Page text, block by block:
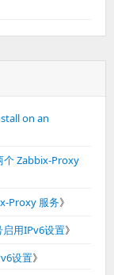
on an
个 Zabbix-Proxy
Proxy 服务》
启用IPv6设置》
设置》